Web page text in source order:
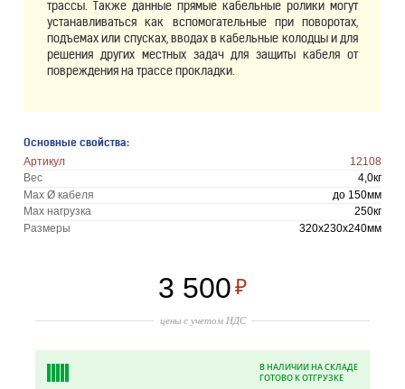
трассы. Также данные прямые кабельные ролики могут
устанавливаться как вспомогательные при поворотах,
подъемах или спусках, вводах в кабельные колодцы и для
решения других местных задач для защиты кабеля от
повреждения на трассе прокладки.
Основные свойства:
Артикул
12108
Вес
4,0кг
Мах Ø кабеля
до 150мм
Мах нагрузка
250кг
Размеры
320х230х240мм
3 500₽
цены с учетом НДС
В НАЛИЧИИ НА СКЛАДЕ
ГОТОВО К ОТГРУЗКЕ